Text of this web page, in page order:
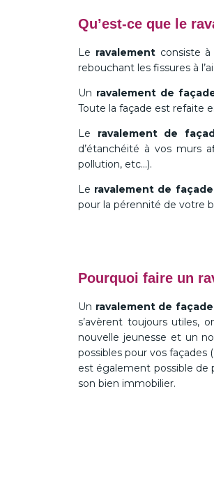
Qu’est-ce que le
Le ravalementconsiste à
rebouchant les fissures à
Un ravalement de
Toute la façade est refaite
Le ravalement de
d’étanchéité à vos murs
pollution, etc…).
Le ravalement de façade
pour la pérennité de votre
Pourquoi faire un
Un ravalement de façade
s’avèrent toujours utiles,
nouvelle jeunesse et un
possibles pour vos façades
est également possible de
son bien immobilier.